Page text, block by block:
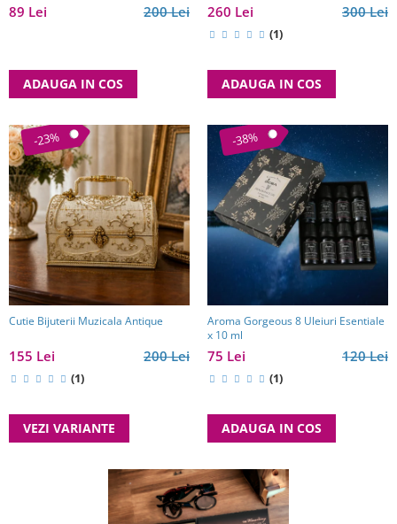
200 Lei
89 Lei
ADAUGA IN COS
19 cm - Meteora - Made in Grecia
300 Lei
260 Lei
(1)
ADAUGA IN COS
-23%
Cutie Bijuterii Muzicala Antique
200 Lei
155 Lei
(1)
VEZI VARIANTE
-38%
Aroma Gorgeous 8 Uleiuri Esentiale
x 10 ml
120 Lei
75 Lei
(1)
ADAUGA IN COS